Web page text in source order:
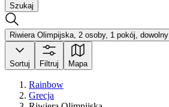
Szukaj
Riwiera Olimpijska, 2 osoby, 1 pokój, dowolny
Sortuj Filtruj Mapa
Rainbow
Grecja